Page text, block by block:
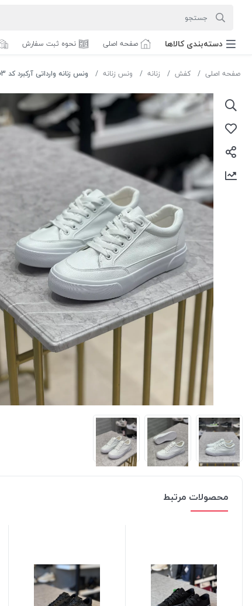
دسته‌بندی‌ کالاها صفحه اصلی نحوه ثبت سفارش
صفحه اصلی کفش زنانه ونس زنانه ونس زنانه وارداتی آرکبرد کد R603 رنگ سفید سایز 40
محصولات مرتبط